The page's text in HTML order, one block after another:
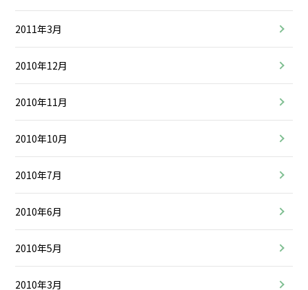
2011年3月
2010年12月
2010年11月
2010年10月
2010年7月
2010年6月
2010年5月
2010年3月